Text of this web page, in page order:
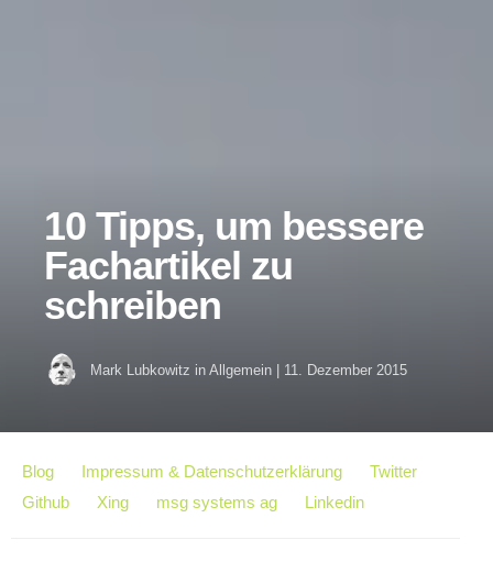
10 Tipps, um bessere
Fachartikel zu
schreiben
Mark Lubkowitz in Allgemein 11. Dezember 2015
Blog Impressum & Datenschutzerklärung
Twitter
Github
Xing msg systems ag Linkedin